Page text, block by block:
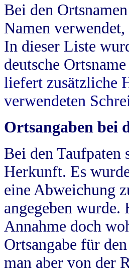
Bei den
Namen
In dieser Liste
deutsche
liefert zusätzliche
verwendeten
Ortsangaben bei
Bei den Taufpaten
Herkunft. Es
eine Abweichung
angegeben
Annahme doch
Ortsangabe für
man aber von der